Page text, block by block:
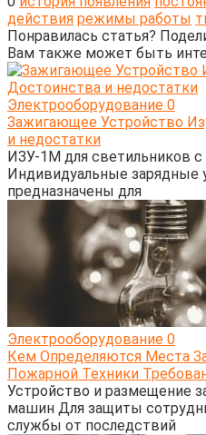
действия режимы работы
Понравилась статья?
Вам также может быть
Электрооборудование 0
Зажигающее Устройство
и недостатки
ИЗУ-1М для светильников с
Индивидуальные
предназначены для
Электрооборудование 0
Кем Определяются Места
Пожарной Техники
Устройство и размещение
машин Для защиты
службы от последствий